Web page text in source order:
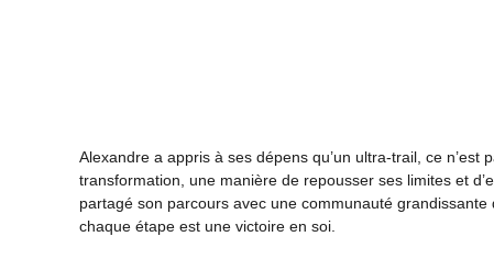
Alexandre a appris à ses dépens qu’un ultra-trail, ce
transformation, une manière de repousser ses limites et
partagé son parcours avec une communauté
chaque étape est une victoire en soi.